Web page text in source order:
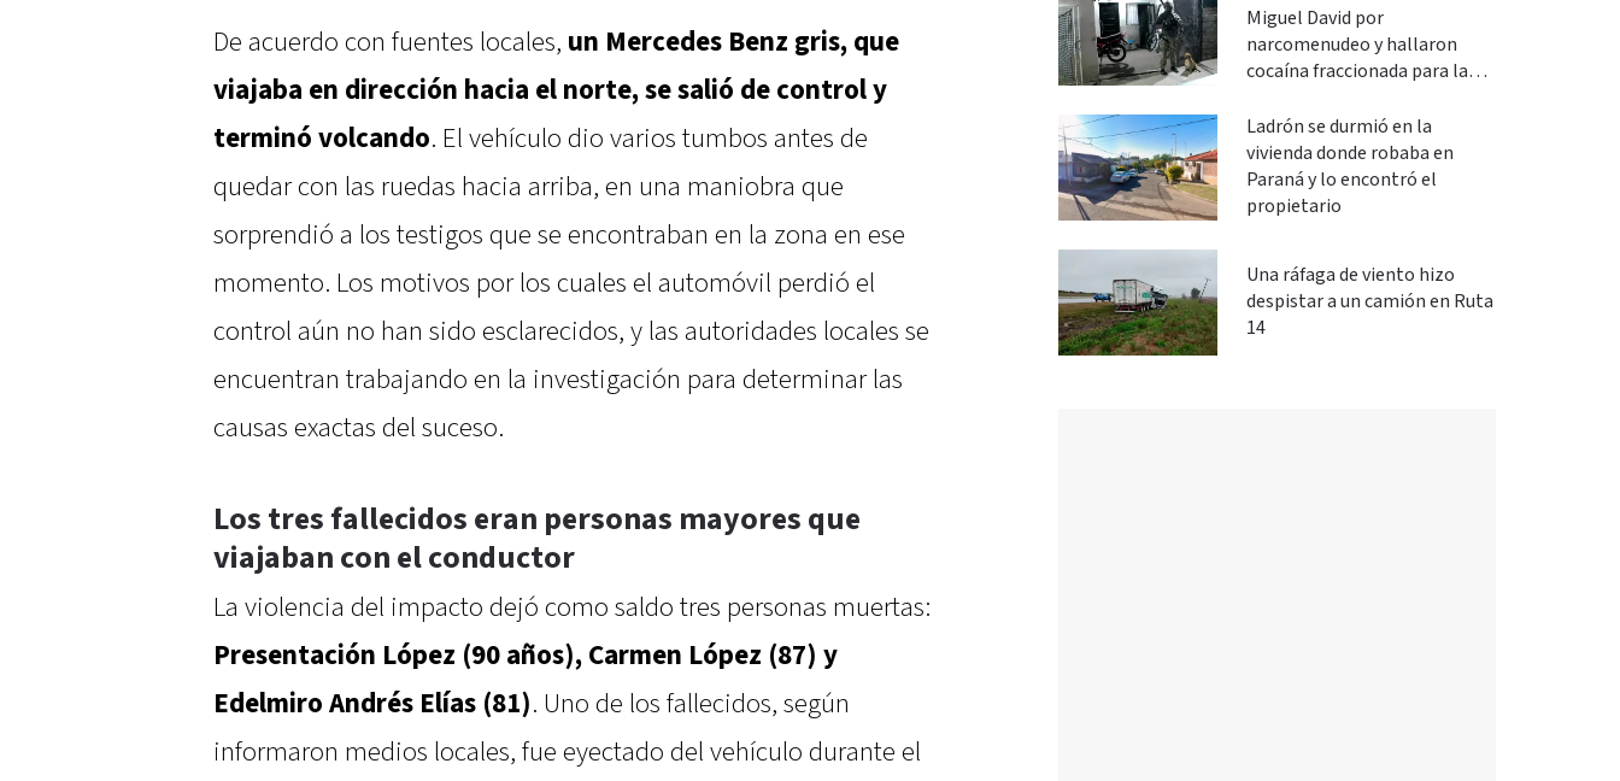
De acuerdo con fuentes locales, un Mercedes Benz gris, que
viajaba en dirección hacia el norte, se salió de control y
terminó volcando. El vehículo dio varios tumbos antes de
quedar con las ruedas hacia arriba, en una maniobra que
sorprendió a los testigos que se encontraban en la zona en ese
momento. Los motivos por los cuales el automóvil perdió el
control aún no han sido esclarecidos, y las autoridades locales se
encuentran trabajando en la investigación para determinar las
causas exactas del suceso.
Los tres fallecidos eran personas mayores que
viajaban con el conductor
La violencia del impacto dejó como saldo tres personas muertas:
Presentación López (90 años), Carmen López (87) y
Edelmiro Andrés Elías (81). Uno de los fallecidos, según
informaron medios locales, fue eyectado del vehículo durante el
Miguel David por
narcomenudeo y hallaron
cocaína fraccionada para la
Ladrón se durmió en la
vivienda donde robaba en
Paraná y lo encontró el
propietario
Una ráfaga de viento hizo
despistar a un camión en Ruta
14